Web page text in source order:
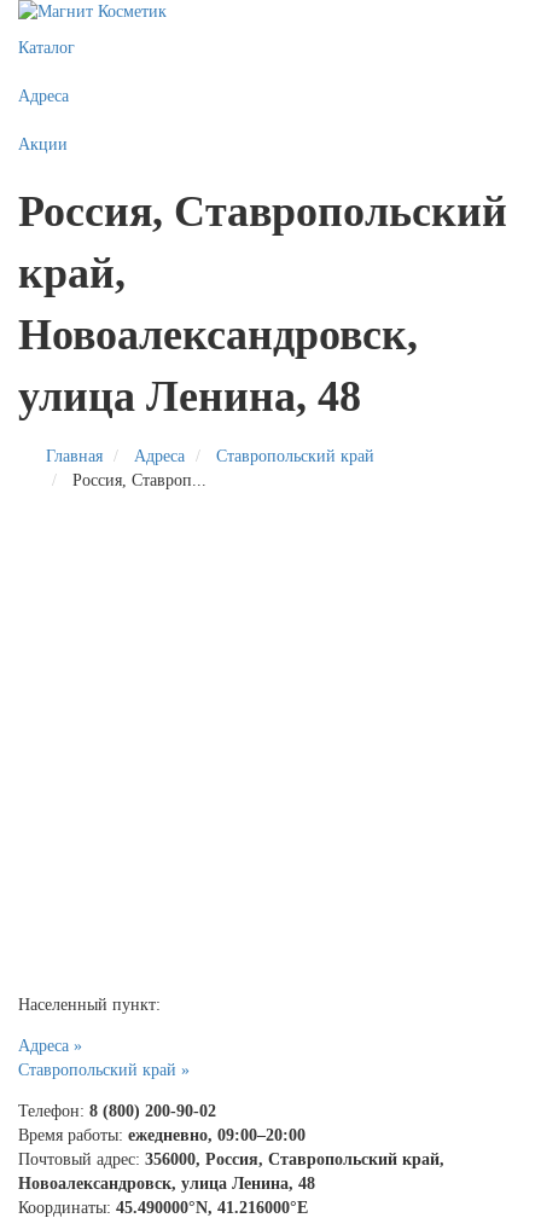
Каталог
Адреса
Акции
Россия, Ставропольский
край,
Новоалександровск,
улица Ленина, 48
Главная Адреса
Ставропольский край
Россия, Ставроп...
Населенный пункт:
Адреса »
Ставропольский край »
Телефон: 8 (800) 200-90-02
Время работы: ежедневно, 09:00–20:00
Почтовый адрес: 356000, Россия, Ставропольский край,
Новоалександровск, улица Ленина, 48
Координаты: 45.490000°N, 41.216000°E